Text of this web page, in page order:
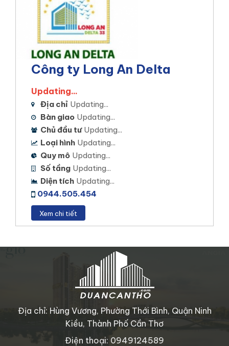
Công ty Long An Delta
Updating...
Địa chỉ Updating...
Bàn giao Updating...
Chủ đầu tư Updating...
Loại hình Updating...
Quy mô Updating...
Số tầng Updating...
Diện tích Updating...
0944.505.454
Xem chi tiết
Địa chỉ: Hùng Vương, Phường Thới Bình, Quận Ninh
Kiều, Thành Phố Cần Thơ
Điện thoại: 0949124589